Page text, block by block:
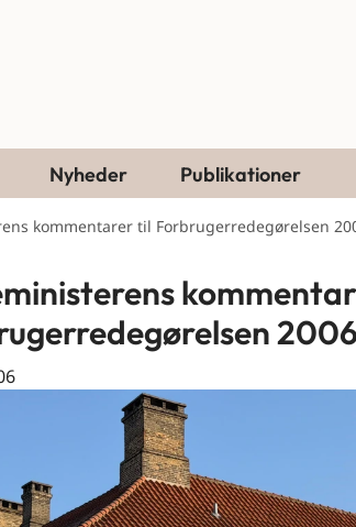
Nyheder Publikationer
kommentarer til Forbrugerredegørelsen